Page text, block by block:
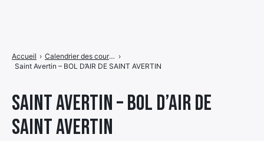
Saint Avertin – BOL D’AIR DE
SAINT AVERTIN
Accueil › Calendrier des courses ›
Saint Avertin – BOL D’AIR DE SAINT AVERTIN
de
menu
Élément
de
Élément
de